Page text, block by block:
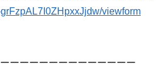
viewform
ーーーーーーーーーーーーー